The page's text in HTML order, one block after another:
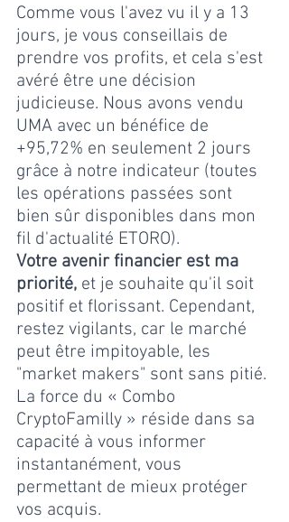
Comme vous l'avez vu il y a 13
jours, je vous conseillais de
prendre vos profits, et cela s'est
avéré être une décision
judicieuse. Nous avons vendu
UMA avec un bénéfice de
+95,72% en seulement 2 jours
grâce à notre indicateur (toutes
les opérations passées sont
bien sûr disponibles dans mon
fil d'actualité ETORO).
Votre avenir financier est ma
priorité, et je souhaite qu'il soit
positif et florissant. Cependant,
restez vigilants, car le marché
peut être impitoyable, les
"market makers" sont sans pitié.
La force du « Combo
CryptoFamilly » réside dans sa
capacité à vous informer
instantanément, vous
permettant de mieux protéger
vos acquis.